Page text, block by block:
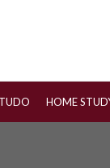
HOME